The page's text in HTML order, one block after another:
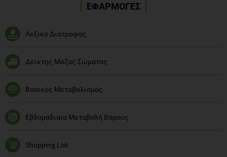
ΕΦΑΡΜΟΓΕΣ
Λεξικό Διατροφής
Δείκτης Μάζας Σώματος
Βασικός Μεταβολισμός
Εβδομαδιαία Μεταβολή Βάρους
Shopping List